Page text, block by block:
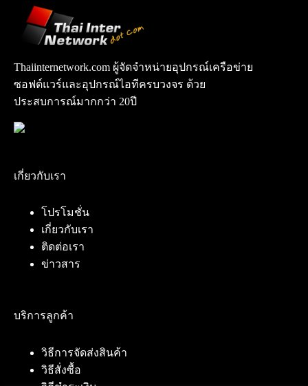
Thaiinternetwork.com ผู้จัดจำหน่ายอุปกรณ์เครือข่าย
ซอฟต์แวร์และอุปกรณ์ไอทีครบวงจร ด้วย
ประสบการณ์มากกว่า 20ปี
เกี่ยวกับเรา
โปรโมชั่น
เกี่ยวกับเรา
ติดต่อเรา
ข่าวสาร
บริการลูกค้า
วิธีการจัดส่งสินค้า
วิธีสั่งซื้อ